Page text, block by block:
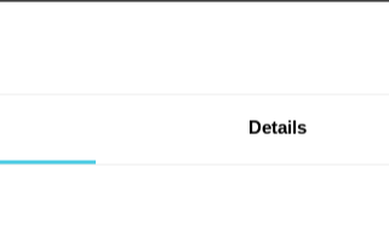
Details